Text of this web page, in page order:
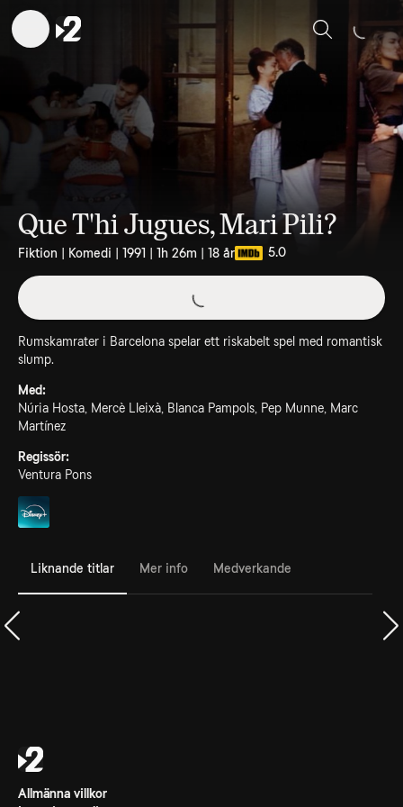
Sök
Que T'hi Jugues, Mari Pili?
Fiktion | Komedi | 1991 | 1h 26m | 18 år 5.0
Rumskamrater i Barcelona spelar ett riskabelt spel med romantisk
slump.
Med:
Núria Hosta, Mercè Lleixà, Blanca Pampols, Pep Munne, Marc
Martínez
Regissör:
Ventura Pons
Liknande titlar Mer info Medverkande
Allmänna villkor